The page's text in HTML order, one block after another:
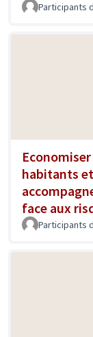
Participants
Economiser
habitants
face aux
Participants